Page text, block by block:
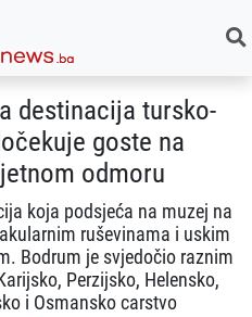
destinacija tursko-
goste na
odmoru
koja podsjeća na muzej na
ruševinama i uskim
Bodrum je svjedočio raznim
Perzijsko, Helensko,
i Osmansko carstvo